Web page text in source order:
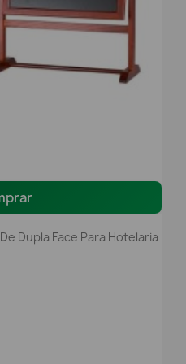
Dupla Face Para Hotelaria